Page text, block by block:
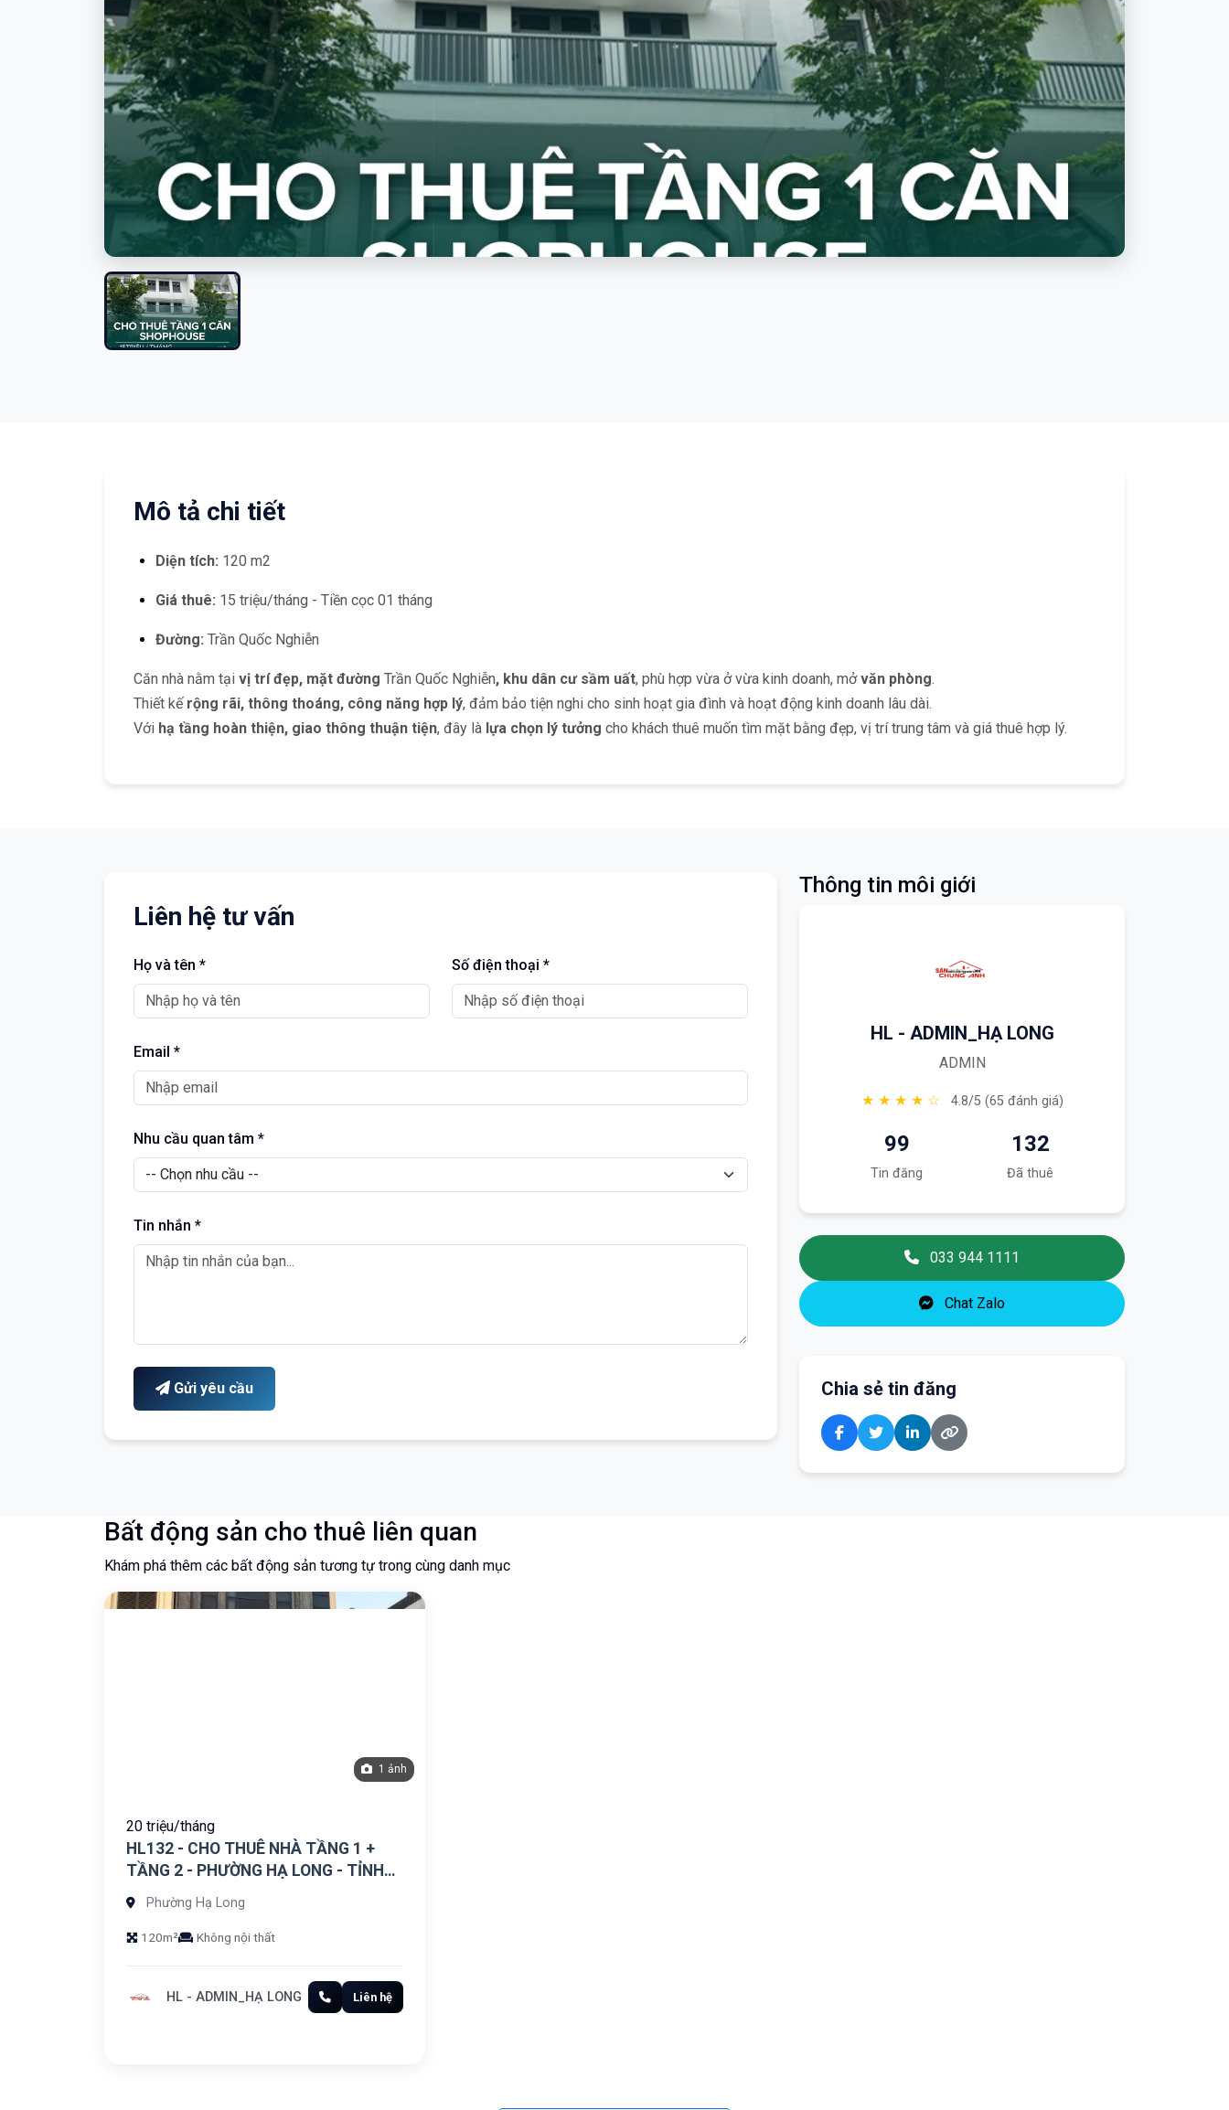
Mô tả chi tiết
Diện tích: 120 m2
Giá thuê: 15 triệu/tháng - Tiền cọc 01 tháng
Đường: Trần Quốc Nghiễn
Căn nhà nằm tại vị trí đẹp, mặt đường Trần Quốc Nghiễn, khu dân cư sầm uất, phù hợp vừa ở vừa kinh doanh, mởvăn phòng.
Thiết kế rộng rãi, thông thoáng, công năng hợp lý, đảm bảo tiện nghi cho sinh hoạt gia đình và hoạt động kinh doanh lâu dài.
Với hạ tầng hoàn thiện, giao thông thuận tiện, đây là lựa chọn lý tưởng cho khách thuê muốn tìm mặt bằng đẹp, vị trí trung tâm và giá thuê hợp lý.
Liên hệ tư vấn
Họ và tên * Số điện thoại *
Email *
Nhu cầu quan tâm *
Tin nhắn *
Gửi yêu cầu
Thông tin môi giới
HL - ADMIN_HẠ LONG
ADMIN
★ ★ ★ ★ ☆ 4.8/5 (65 đánh giá)
99
Tin đăng
132
Đã thuê
033 944 1111
Chat Zalo
Chia sẻ tin đăng
Bất động sản cho thuê liên quan
Khám phá thêm các bất động sản tương tự trong cùng danh mục
1 ảnh
20 triệu/tháng
HL132 - CHO THUÊ NHÀ TẦNG 1 +
TẦNG 2 - PHƯỜNG HẠ LONG - TỈNH
QUẢNG NINH
Phường Hạ Long
120m² Không nội thất
HL - ADMIN_HẠ LONG Liên hệ